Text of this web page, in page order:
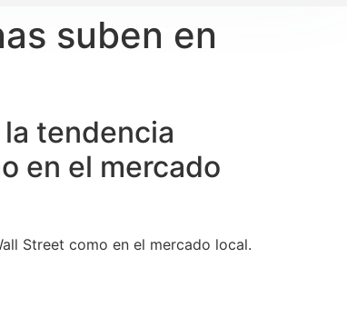
suben en
tendencia
en el mercado
Street como en el mercado local.